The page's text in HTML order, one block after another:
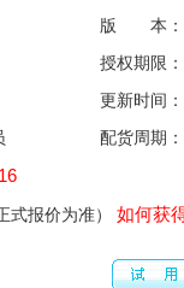
版 本：
授权期限：
更新时间：
配货周期
式报价为准） 如何获